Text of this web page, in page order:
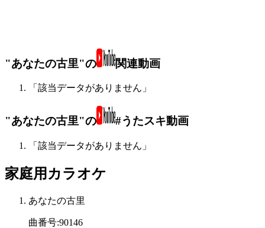
"あなたの古里"の 関連動画
「該当データがありません」
"あなたの古里"の #うたスキ動画
「該当データがありません」
家庭用カラオケ
あなたの古里
曲番号:90146